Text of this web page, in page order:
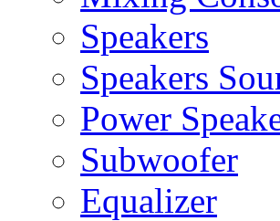
Speakers
Speakers
Power
Subwoofer
Equalizer